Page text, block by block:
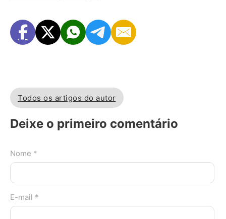
Todos os artigos do autor
Deixe o primeiro comentário
Nome *
E-mail *